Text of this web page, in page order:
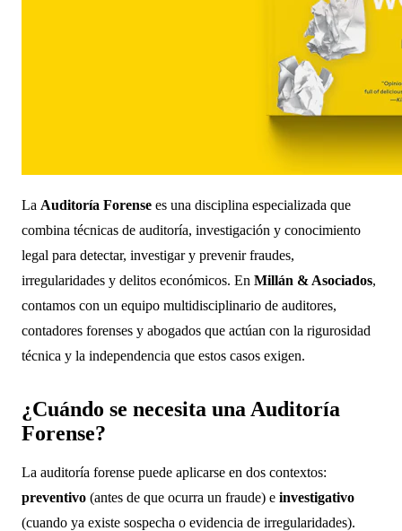
La Auditoría Forense es una disciplina especializada que
combina técnicas de auditoría, investigación y conocimiento
legal para detectar, investigar y prevenir fraudes,
irregularidades y delitos económicos. En Millán & Asociados,
contamos con un equipo multidisciplinario de auditores,
contadores forenses y abogados que actúan con la rigurosidad
técnica y la independencia que estos casos exigen.
¿Cuándo se necesita una Auditoría
Forense?
La auditoría forense puede aplicarse en dos contextos:
preventivo (antes de que ocurra un fraude) e investigativo
(cuando ya existe sospecha o evidencia de irregularidades).